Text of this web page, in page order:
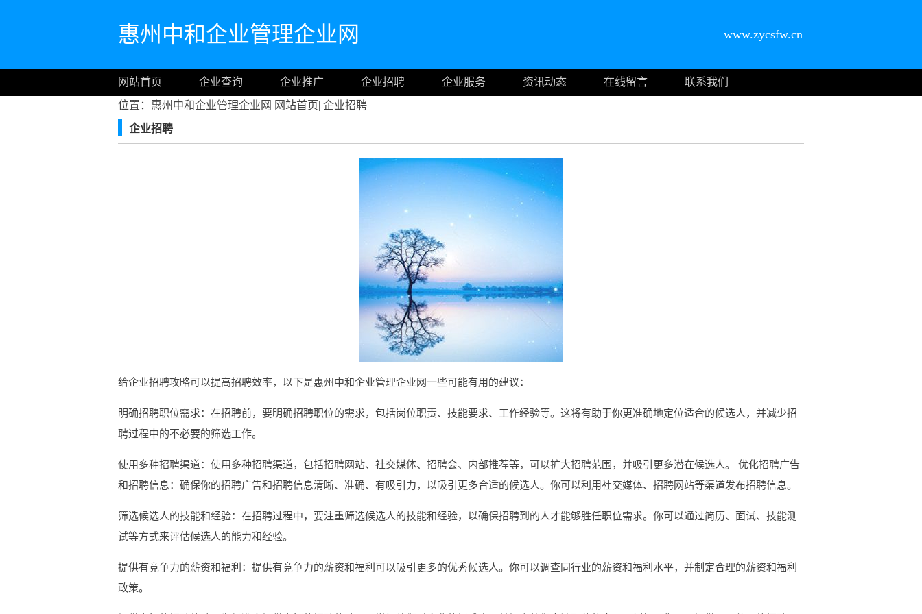
惠州中和企业管理企业网 www.zycsfw.cn
网站首页 企业查询 企业推广 企业招聘 企业服务 资讯动态 在线留言
联系我们
位置：惠州中和企业管理企业网 网站首页| 企业招聘
企业招聘
给企业招聘攻略可以提高招聘效率，以下是惠州中和企业管理企业网一些可能有用的建议：
明确招聘职位需求：在招聘前，要明确招聘职位的需求，包括岗位职责、技能要求、工作经验等。这将有助于你更准确地定位适合的候选人，并减少招
聘过程中的不必要的筛选工作。
使用多种招聘渠道：使用多种招聘渠道，包括招聘网站、社交媒体、招聘会、内部推荐等，可以扩大招聘范围，并吸引更多潜在候选人。 优化招聘广告
和招聘信息：确保你的招聘广告和招聘信息清晰、准确、有吸引力，以吸引更多合适的候选人。你可以利用社交媒体、招聘网站等渠道发布招聘信息。
筛选候选人的技能和经验：在招聘过程中，要注重筛选候选人的技能和经验，以确保招聘到的人才能够胜任职位需求。你可以通过简历、面试、技能测
试等方式来评估候选人的能力和经验。
提供有竞争力的薪资和福利：提供有竞争力的薪资和福利可以吸引更多的优秀候选人。你可以调查同行业的薪资和福利水平，并制定合理的薪资和福利
政策。